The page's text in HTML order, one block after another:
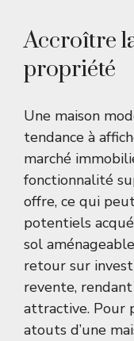
Accroître
propriété
Une maison
tendance à
marché
fonctionnalité
offre, ce qui
potentiels
sol
retour sur
revente,
attractive. Pour
atouts d’une